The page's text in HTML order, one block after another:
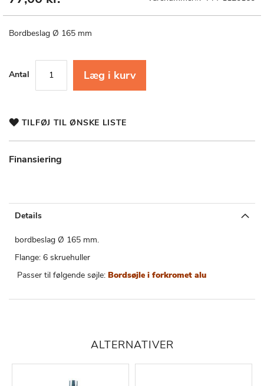
Bordbeslag Ø 165 mm
Antal Læg i kurv
TILFØJ TIL ØNSKE LISTE
Finansiering
af
Details
bordbeslag Ø 165 mm.
Flange: 6 skruehuller
Passer til følgende søjle: Bordsøjle i forkromet alu
ALTERNATIVER